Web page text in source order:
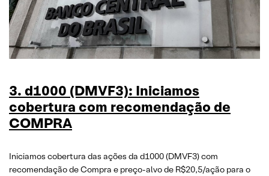
3. d1000 (DMVF3): Iniciamos
cobertura com recomendação de
COMPRA
Iniciamos cobertura das ações da d1000 (DMVF3) com
recomendação de Compra e preço-alvo de R$20,5/ação para o